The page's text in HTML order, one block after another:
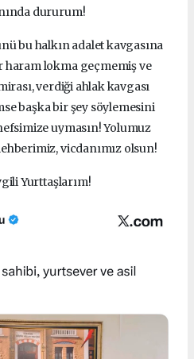
dururum!
bu halkın adalet kavgasına
haram lokma geçmemiş ve
verdiği ahlak kavgası
başka bir şey söylemesini
uymasın! Yolumuz
vicdanımız olsun!
Yurttaşlarım!